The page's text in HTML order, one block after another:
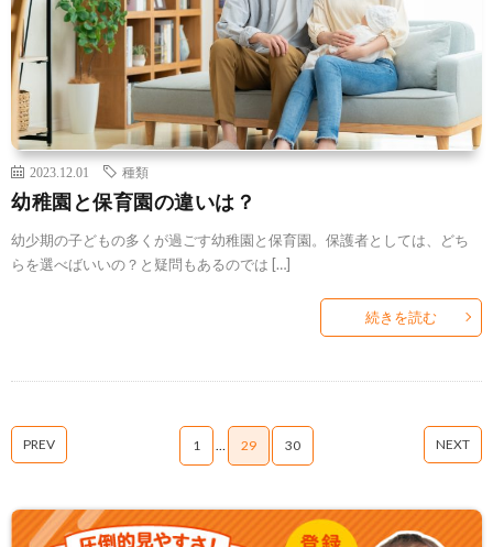
2023.12.01 種類
幼稚園と保育園の違いは？
幼少期の子どもの多くが過ごす幼稚園と保育園。保護者としては、どち
らを選べばいいの？と疑問もあるのでは […]
続きを読む
PREV 1 29 30 NEXT